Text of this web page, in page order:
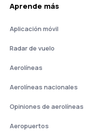
Aprende más
Aplicación móvil
Radar de vuelo
Aerolíneas
Aerolíneas nacionales
Opiniones de aerolíneas
Aeropuertos